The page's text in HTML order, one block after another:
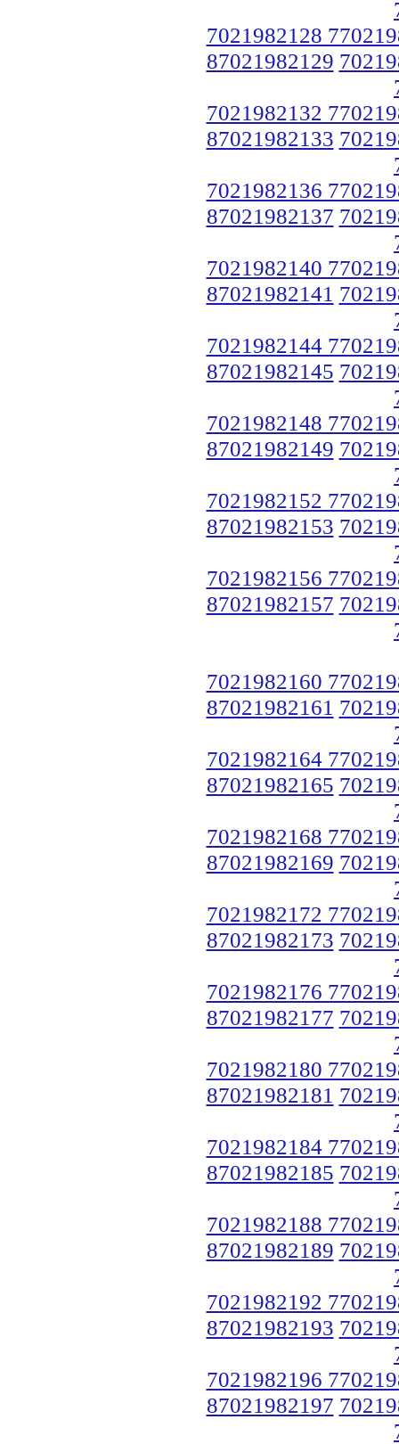
7021982128
87021982129
7021982132
87021982133
7021982136
87021982137
7021982140
87021982141
7021982144
87021982145
7021982148
87021982149
7021982152
87021982153
7021982156
87021982157
7021982160
87021982161
7021982164
87021982165
7021982168
87021982169
7021982172
87021982173
7021982176
87021982177
7021982180
87021982181
7021982184
87021982185
7021982188
87021982189
7021982192
87021982193
7021982196
87021982197